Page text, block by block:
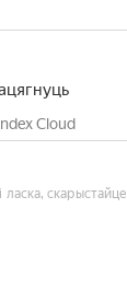
Cloud
ласка, скарыстайце